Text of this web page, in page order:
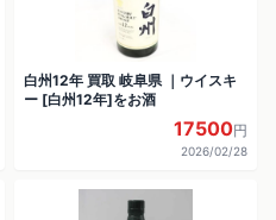
白州12年 買取 岐阜県 ｜ウイスキ
ー [白州12年]をお酒
17500円
2026/02/28